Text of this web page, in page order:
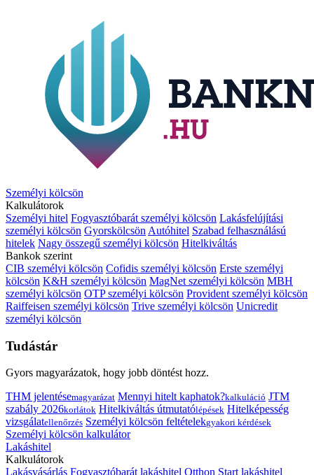
Személyi kölcsön
Kalkulátorok
Személyi hitel Fogyasztóbarát személyi kölcsön Lakásfelújítási
személyi kölcsön Gyorskölcsön Autóhitel Szabad felhasználású
hitelek Nagy összegű személyi kölcsön Hitelkiváltás
Bankok szerint
CIB személyi kölcsön Cofidis személyi kölcsön Erste személyi
kölcsön K&H személyi kölcsön MagNet személyi kölcsön MBH
személyi kölcsön OTP személyi kölcsön Provident személyi kölcsön
Raiffeisen személyi kölcsön Trive személyi kölcsön Unicredit
személyi kölcsön
Tudástár
Gyors magyarázatok, hogy jobb döntést hozz.
THM jelentésemagyarázat Mennyi hitelt kaphatok?kalkuláció JTM
szabály 2026korlátok Hitelkiváltás útmutatólépések Hitelképesség
vizsgálatellenőrzés Személyi kölcsön feltételekgyakori kérdések
Személyi kölcsön kalkulátor
Lakáshitel
Kalkulátorok
Lakásvásárlás Fogyasztóbarát lakáshitel Otthon Start lakáshitel